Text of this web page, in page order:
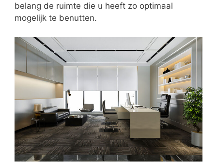
belang de ruimte die u heeft zo optimaal
mogelijk te benutten.